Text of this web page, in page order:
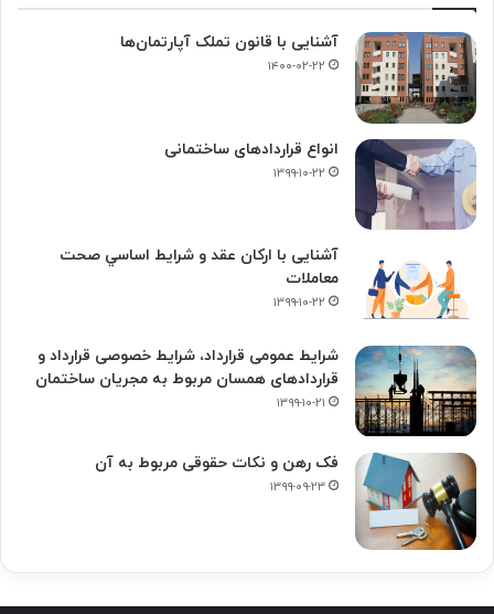
آشنایی با قانون تملک آپارتمان‌ها
۱۴۰۰-۰۲-۲۲
انواع قراردادهای ساختمانی
۱۳۹۹-۱۰-۲۲
آشنایی با ارکان عقد و شرايط اساسي صحت
معاملات
۱۳۹۹-۱۰-۲۲
شرایط عمومی قرارداد، شرایط خصوصی قرارداد و
قراردادهای همسان مربوط به مجریان ساختمان
۱۳۹۹-۱۰-۲۱
فک‌ رهن و نکات حقوقی مربوط به آن
۱۳۹۹-۰۹-۲۳